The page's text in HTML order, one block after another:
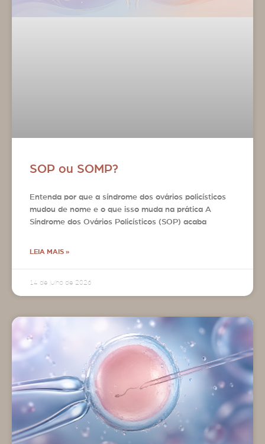
SOP ou SOMP?
Entenda por que a síndrome dos ovários policísticos
mudou de nome e o que isso muda na prática A
Síndrome dos Ovários Policísticos (SOP) acaba
LEIA MAIS »
14 de julho de 2026